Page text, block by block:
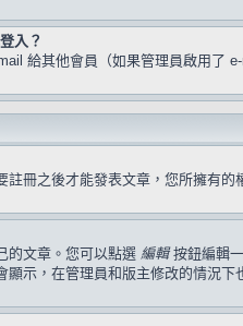
入？
給其他會員（如果管理員啟用了
冊之後才能發表文章，您所擁有
的文章。您可以點選 編輯按鈕編輯
示，在管理員和版主修改的情況